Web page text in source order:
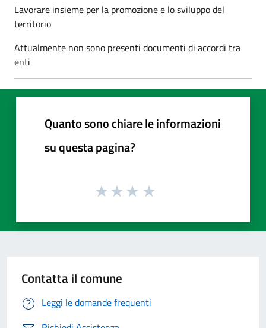
Lavorare insieme per la promozione e lo sviluppo del
territorio
Attualmente non sono presenti documenti di accordi tra
enti
Quanto sono chiare le informazioni
su questa pagina?
Contatta il comune
Leggi le domande frequenti